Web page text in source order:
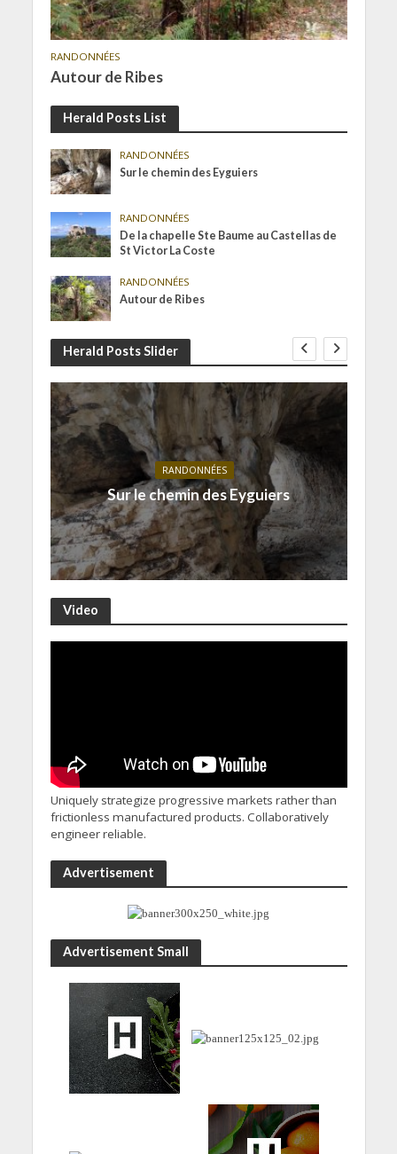
RANDONNÉES
Autour de Ribes
Herald Posts List
RANDONNÉES
Sur le chemin des Eyguiers
RANDONNÉES
De la chapelle Ste Baume au Castellas de
St Victor La Coste
RANDONNÉES
Autour de Ribes
Herald Posts Slider
RANDONNÉES
Sur le chemin des Eyguiers
Video
Uniquely strategize progressive markets rather than
frictionless manufactured products. Collaboratively
engineer reliable.
Advertisement
Advertisement Small